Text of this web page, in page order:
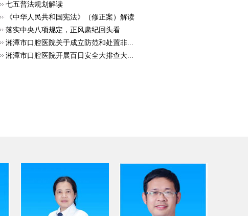
七五普法规划解读
《中华人民共和国宪法》（修正案）解读
落实中央八项规定，正风肃纪回头看
湘潭市口腔医院关于成立防范和处置非...
湘潭市口腔医院开展百日安全大排查大...